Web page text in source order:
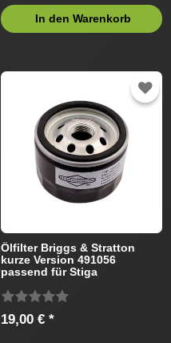
In den Warenkorb
Ölfilter Briggs & Stratton
kurze Version 491056
passend für Stiga
19,00 € *